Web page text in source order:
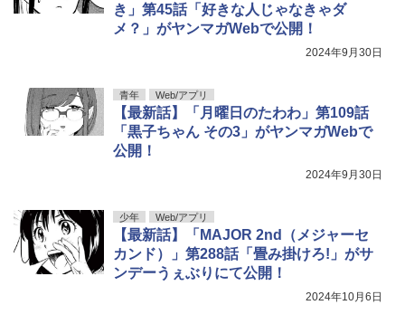
き」第45話「好きな人じゃなきゃダ
メ？」がヤンマガWebで公開！
2024年9月30日
青年 Web/アプリ
【最新話】「月曜日のたわわ」第109話
「黒子ちゃん その3」がヤンマガWebで
公開！
2024年9月30日
少年 Web/アプリ
【最新話】「MAJOR 2nd（メジャーセ
カンド）」第288話「畳み掛けろ!」がサ
ンデーうぇぶりにて公開！
2024年10月6日